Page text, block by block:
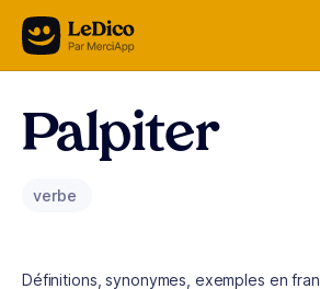
Aller au contenu
Palpiter
verbe
Définitions, synonymes, exemples en